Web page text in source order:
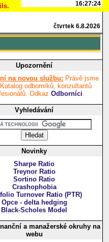
čtvrtek 6.8.2026
Upozornění
na novou službu: Právě jsme
odborníků, konzultantů
Odkaz Odborníci.
Vyhledávání
Novinky
Sharpe Ratio
Treynor Ratio
Sortino Ratio
Crashophobia
Turnover Ratio (PTR)
Opce - delta hedging
Black-Scholes Model
a manažerské okruhy na
webu